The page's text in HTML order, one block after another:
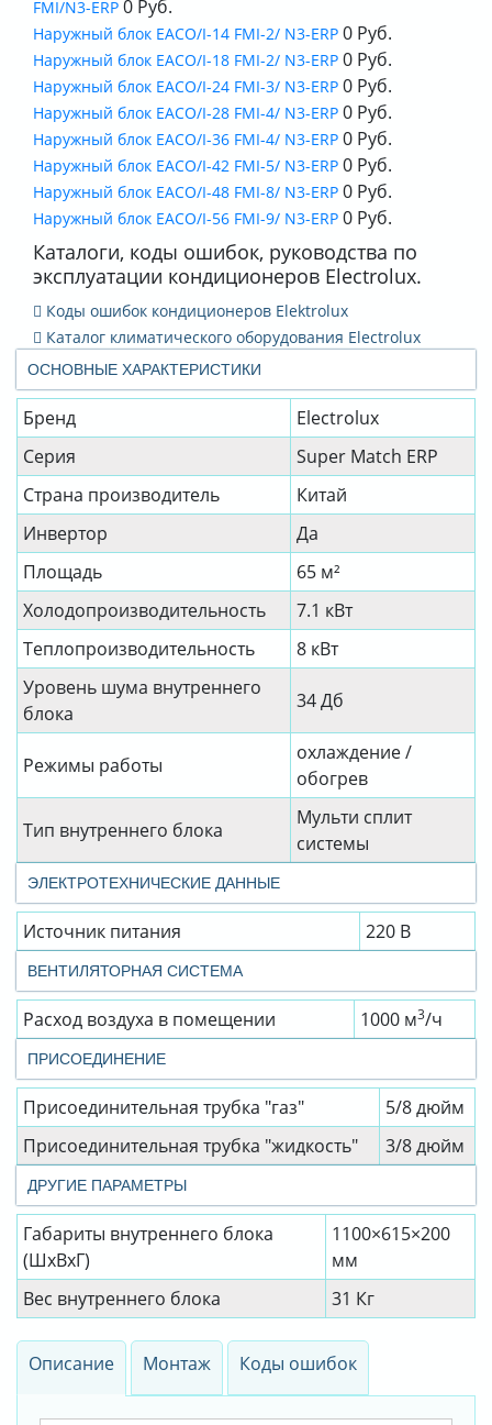
ОСНОВНЫЕ ХАРАКТЕРИСТИКИ
Бренд
Electrolux
Серия
Super Match ERP
Страна производитель
Китай
Инвертор
Да
Площадь
65 м²
Холодопроизводительность
7.1 кВт
Теплопроизводительность
8 кВт
Уровень шума внутреннего
блока
34 Дб
Режимы работы
охлаждение /
обогрев
Тип внутреннего блока
Мульти сплит
системы
ЭЛЕКТРОТЕХНИЧЕСКИЕ ДАННЫЕ
Источник питания 220 В
ВЕНТИЛЯТОРНАЯ СИСТЕМА
Расход воздуха в помещении 1000 м3/ч
ПРИСОЕДИНЕНИЕ
Присоединительная трубка "газ"
5/8 дюйм
Присоединительная трубка "жидкость"
3/8 дюйм
ДРУГИЕ ПАРАМЕТРЫ
Габариты внутреннего блока
(ШхВхГ)
1100×615×200
мм
Вес внутреннего блока
31 Кг
FMI/N3-ERP 0 Руб.
Наружный блок EACO/I-14 FMI-2/ N3-ERP 0 Руб.
Наружный блок EACO/I-18 FMI-2/ N3-ERP 0 Руб.
Наружный блок EACO/I-24 FMI-3/ N3-ERP 0 Руб.
Наружный блок EACO/I-28 FMI-4/ N3-ERP 0 Руб.
Наружный блок EACO/I-36 FMI-4/ N3-ERP 0 Руб.
Наружный блок EACO/I-42 FMI-5/ N3-ERP 0 Руб.
Наружный блок EACO/I-48 FMI-8/ N3-ERP 0 Руб.
Наружный блок EACO/I-56 FMI-9/ N3-ERP 0 Руб.
Каталоги, коды ошибок, руководства по
эксплуатации кондиционеров Electrolux.
Коды ошибок кондиционеров Elektrolux
Каталог климатического оборудования Electrolux
Описание Монтаж Коды ошибок